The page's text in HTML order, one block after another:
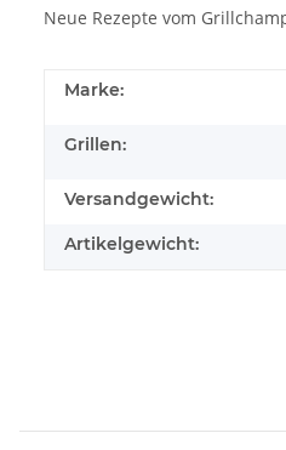
Neue Rezepte vom
Marke:
Grillen:
Versandgewicht:
Artikelgewicht: